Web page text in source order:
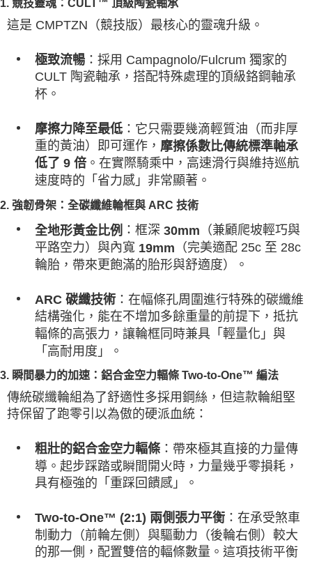
1. 競技靈魂：CULT™ 頂級陶瓷軸承
這是 CMPTZN（競技版）最核心的靈魂升級。
極致流暢 ：採用 Campagnolo/Fulcrum 獨家的
CULT 陶瓷軸承，搭配特殊處理的頂級鉻鋼軸承
杯。
摩擦力降至最低 ：它只需要幾滴輕質油（而非厚
重的黃油）即可運作， 摩擦係數比傳統標準軸承
低了 9 倍 。在實際騎乘中，高速滑行與維持巡航
速度時的「省力感」非常顯著。
2. 強韌骨架：全碳纖維輪框與 ARC 技術
全地形黃金比例 ：框深 30mm （兼顧爬坡輕巧與
平路空力）與內寬 19mm （完美適配 25c 至 28c
輪胎，帶來更飽滿的胎形與舒適度）。
ARC 碳纖技術 ：在幅條孔周圍進行特殊的碳纖維
結構強化，能在不增加多餘重量的前提下，抵抗
輻條的高張力，讓輪框同時兼具「輕量化」與
「高耐用度」。
3. 瞬間暴力的加速：鋁合金空力輻條 Two-to-One™ 編法
傳統碳纖輪組為了舒適性多採用鋼絲，但這款輪組堅
持保留了跑零引以為傲的硬派血統：
粗壯的鋁合金空力輻條 ：帶來極其直接的力量傳
導。起步踩踏或瞬間開火時，力量幾乎零損耗，
具有極強的「重踩回饋感」。
Two-to-One™ (2:1) 兩側張力平衡 ：在承受煞車
制動力（前輪左側）與驅動力（後輪右側）較大
的那一側，配置雙倍的輻條數量。這項技術平衡